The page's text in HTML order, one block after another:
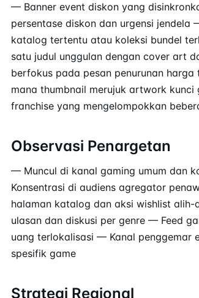
— Banner event diskon yang
persentase diskon dan urgensi
katalog tertentu atau koleksi bundel
satu judul unggulan dengan cover art
berfokus pada pesan penurunan
mana thumbnail merujuk artwork
franchise yang mengelompokkan
Observasi Penargetan
— Muncul di kanal gaming umum dan
Konsentrasi di audiens agregator
halaman katalog dan aksi wishlist
ulasan dan diskusi per genre — Feed
uang terlokalisasi — Kanal penggemar
spesifik game
Strategi Regional